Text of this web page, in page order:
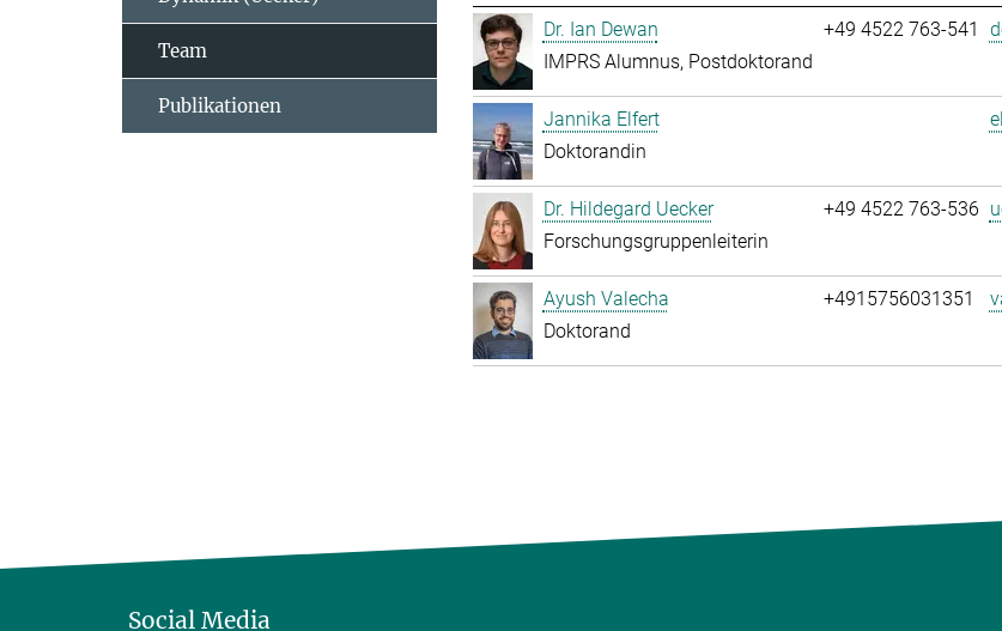
Dr. Ian Dewan
IMPRS Alumnus, Postdoktorand
+49 4522 763-541
Jannika Elfert
Doktorandin
Dr. Hildegard Uecker
Forschungsgruppenleiterin
+49 4522 763-536
Ayush Valecha
Doktorand
+4915756031351
Team
Publikationen
Social Media